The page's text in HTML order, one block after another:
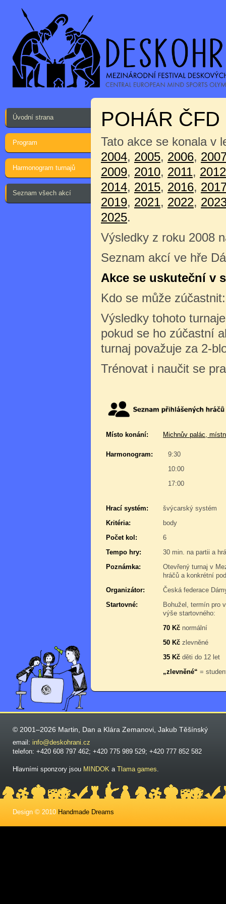
Úvodní strana
Program
Harmonogram turnajů
Seznam všech akcí
POHÁR
Tato akce se konala v
2004, 2005, 2006,
2009, 2010, 2011, 2012
2014, 2015, 2016,
2019, 2021, 2022,
2025.
Výsledky z roku 2008
Seznam akcí ve hře
Akce se uskuteční v
Kdo se může
Výsledky tohoto
pokud se ho zúčastní
turnaj považuje za 2-
Trénovat i naučit se
Místo konání: Michnův palác,
Harmonogram:
9:30
10:00
17:00
Hrací systém:
švýcarský systém
Kritéria:
body
Počet kol:
6
Tempo hry:
30 min. na partii a
Poznámka:
Otevřený turnaj v
hráčů a konkrétní
Organizátor:
Česká federace
Startovné:
Bohužel, termín pro
výše startovného:
70 Kč normální
50 Kč zlevněné
35 Kč děti do 12 let
„zlevněné“ =
© 2001–2026 Martin, Dan a Klára Zemanovi, Jakub Těšínský
email: info@deskohrani.cz
telefon: +420 608 797 462; +420 775 989 529; +420 777 852 582
Hlavními sponzory jsou MINDOK a Tlama games.
Design © 2010 Handmade Dreams